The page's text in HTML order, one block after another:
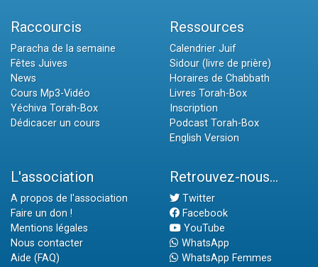
Raccourcis
Paracha de la semaine
Fêtes Juives
News
Cours Mp3-Vidéo
Yéchiva Torah-Box
Dédicacer un cours
Ressources
Calendrier Juif
Sidour (livre de prière)
Horaires de Chabbath
Livres Torah-Box
Inscription
Podcast Torah-Box
English Version
L'association
A propos de l'association
Faire un don !
Mentions légales
Nous contacter
Aide (FAQ)
Retrouvez-nous...
Twitter
Facebook
YouTube
WhatsApp
WhatsApp Femmes